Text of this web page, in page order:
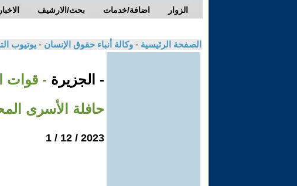
الاخبار بحث/الارشيف اضافة/خدمات الزوار
الصفحة الرئيسية - وكالة أنباء حقوق الإنسان - يوتيوب
- الجزيرة - قوات
حافلة الأسرى
2023 / 12 / 1